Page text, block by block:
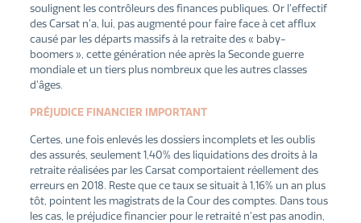
soulignent les contrôleurs des finances publiques. Or l’effectif
des Carsat n’a, lui, pas augmenté pour faire face à cet afflux
causé par les départs massifs à la retraite des « baby-
boomers », cette génération née après la Seconde guerre
mondiale et un tiers plus nombreux que les autres classes
d’âges.
PRÉJUDICE FINANCIER IMPORTANT
Certes, une fois enlevés les dossiers incomplets et les oublis
des assurés, seulement 1,40% des liquidations des droits à la
retraite réalisées par les Carsat comportaient réellement des
erreurs en 2018. Reste que ce taux se situait à 1,16% un an plus
tôt, pointent les magistrats de la Cour des comptes. Dans tous
les cas, le préjudice financier pour le retraité n’est pas anodin,